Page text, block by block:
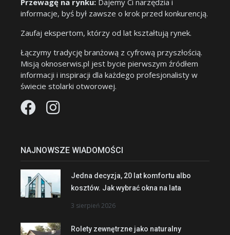
Przewagę na rynku: Dajemy Ci narzędzia i
informacje, byś był zawsze o krok przed konkurencją.
Zaufaj ekspertom, którzy od lat kształtują rynek.
Łączymy tradycję branżową z cyfrową przyszłością.
Misją oknoserwis.pl jest bycie pierwszym źródłem
informacji i inspiracji dla każdego profesjonalisty w
świecie stolarki otworowej.
NAJNOWSZE WIADOMOŚCI
Jedna decyzja, 20 lat komfortu albo
kosztów. Jak wybrać okna na lata
3 sierpień 2026
Rolety zewnętrzne jako naturalny